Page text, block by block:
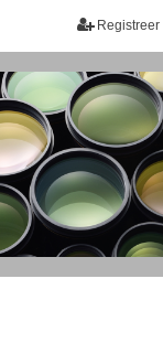
Registreer